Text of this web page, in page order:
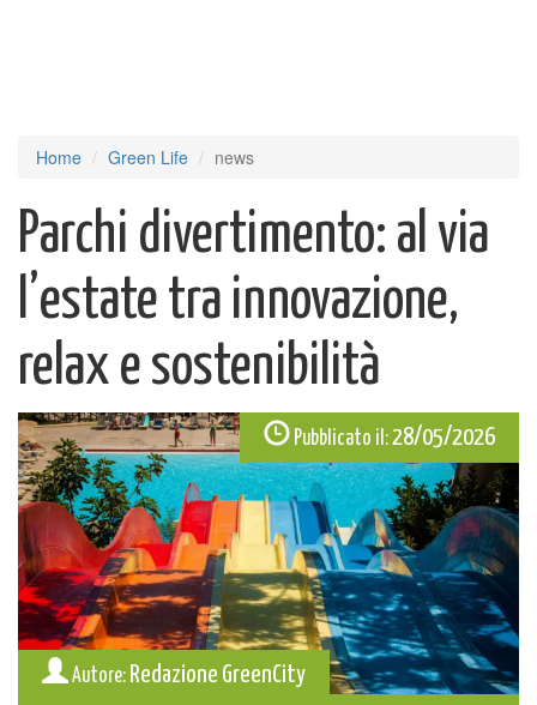
Home Green Life news
Parchi divertimento: al via
l’estate tra innovazione,
relax e sostenibilità
Pubblicato il:28/05/2026
Autore: Redazione GreenCity